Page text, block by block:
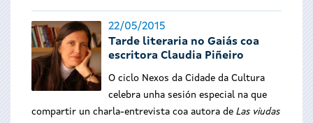
22/05/2015
Tarde literaria no Gaiás coa
escritora Claudia Piñeiro
O ciclo Nexos da Cidade da Cultura
celebra unha sesión especial na que
compartir un charla-entrevista coa autora de Las viudas